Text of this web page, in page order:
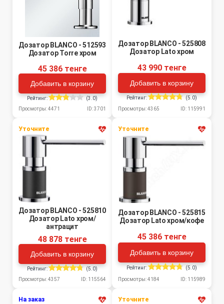
Дозатор BLANCO - 512593
Дозатор Torre хром
45 386 тенге
Добавить в корзину
Рейтинг:
(3.0)
Просмотры: 4471
ID: 3701
Дозатор BLANCO - 525808
Дозатор Lato хром
43 990 тенге
Добавить в корзину
Рейтинг:
(5.0)
Просмотры: 4365
ID: 115991
Уточните
Дозатор BLANCO - 525810
Дозатор Lato хром/
антрацит
48 878 тенге
Добавить в корзину
Рейтинг:
(5.0)
Просмотры: 4357
ID: 115564
Уточните
Дозатор BLANCO - 525815
Дозатор Lato хром/кофе
45 386 тенге
Добавить в корзину
Рейтинг: (5.0)
Просмотры: 4184 ID: 115989
На заказ Уточните